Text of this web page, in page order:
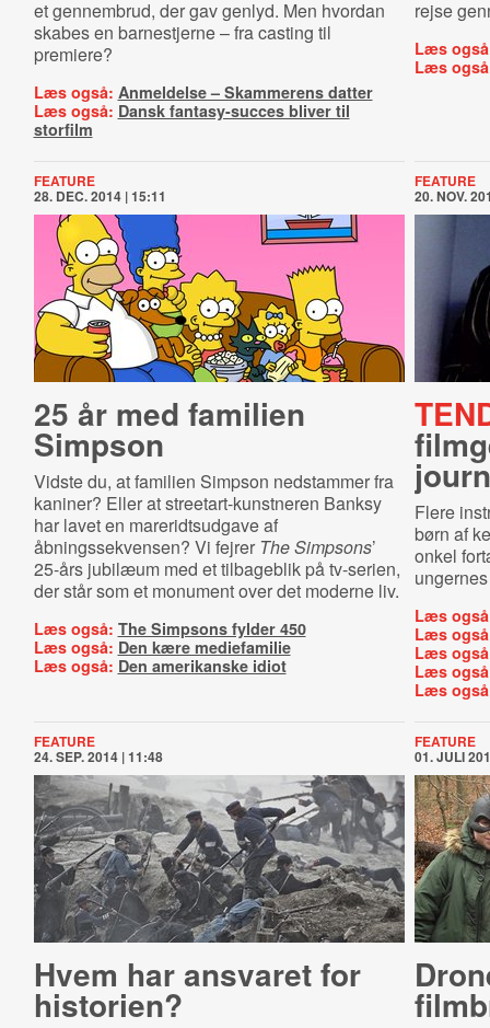
et gennembrud, der gav genlyd. Men hvordan
skabes en barnestjerne – fra casting til
premiere?
Læs også: Anmeldelse – Skammerens datter
Læs også: Dansk fantasy-succes bliver til
storfilm
rejse
Læs
Læs
FEATURE
28. DEC. 2014 | 15:11
25 år med familien
Simpson
Vidste du, at familien Simpson nedstammer fra
kaniner? Eller at streetart-kunstneren Banksy
har lavet en mareridtsudgave af
åbningssekvensen? Vi fejrer The Simpsons’
25-års jubilæum med et tilbageblik på tv-serien,
der står som et monument over det moderne liv.
Læs også: The Simpsons fylder 450
Læs også: Den kære mediefamilie
Læs også: Den amerikanske idiot
FEATURE
20. NOV.
Flere
børn af
onkel
Læs
Læs
Læs
Læs
Læs
FEATURE
24. SEP. 2014 | 11:48
Hvem har ansvaret for
historien?
FEATURE
01. JULI